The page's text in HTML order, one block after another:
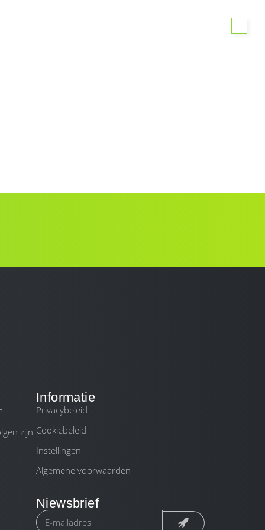
zijn
Informatie
Privacybeleid
Cookiebeleid
Instellingen
Algemene voorwaarden
Niewsbrief